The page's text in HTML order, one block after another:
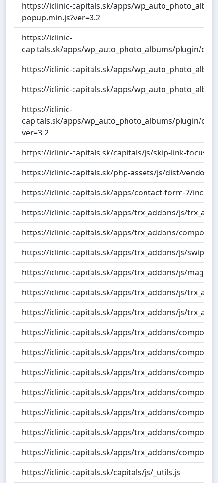
https://iclinic-capitals.sk/apps/
popup.min.js?ver=3.2
https://iclinic-
capitals.sk/apps/wp_auto_photo_albums/plugin/
https://iclinic-capitals.sk/apps/
https://iclinic-capitals.sk/apps/
https://iclinic-
capitals.sk/apps/wp_auto_photo_albums/plugin/
ver=3.2
https://iclinic-capitals.sk/capitals/js/skip-link-focus-
https://iclinic-capitals.sk/php-assets/js/dist/vendor/
https://iclinic-capitals.sk/apps/contact-form-7/
https://iclinic-capitals.sk/apps/trx_addons/js/
https://iclinic-capitals.sk/apps/trx_addons/
https://iclinic-capitals.sk/apps/trx_addons/js/swiper/
https://iclinic-capitals.sk/apps/trx_addons/js/
https://iclinic-capitals.sk/apps/trx_addons/js/
https://iclinic-capitals.sk/apps/trx_addons/js/
https://iclinic-capitals.sk/apps/trx_addons/
https://iclinic-capitals.sk/apps/trx_addons/
https://iclinic-capitals.sk/apps/trx_addons/
https://iclinic-capitals.sk/apps/trx_addons/
https://iclinic-capitals.sk/apps/trx_addons/
https://iclinic-capitals.sk/apps/trx_addons/
https://iclinic-capitals.sk/apps/trx_addons/
https://iclinic-capitals.sk/capitals/js/_utils.js